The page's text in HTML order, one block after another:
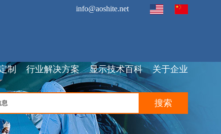
info@aoshite.net
搜索
关于企业
显示技术百科
行业解决方案
制